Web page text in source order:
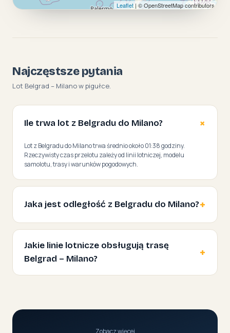
Leaflet | © OpenStreetMap contributors
Najczęstsze pytania
Lot Belgrad – Milano w pigułce.
Ile trwa lot z Belgradu do Milano?
Lot z Belgradu do Milano trwa średnio około 01:38 godziny.
Rzeczywisty czas przelotu zależy od linii lotniczej, modelu
samolotu, trasy i warunków pogodowych.
Jaka jest odległość z Belgradu do Milano?
Jakie linie lotnicze obsługują trasę
Belgrad – Milano?
Zobacz więcej